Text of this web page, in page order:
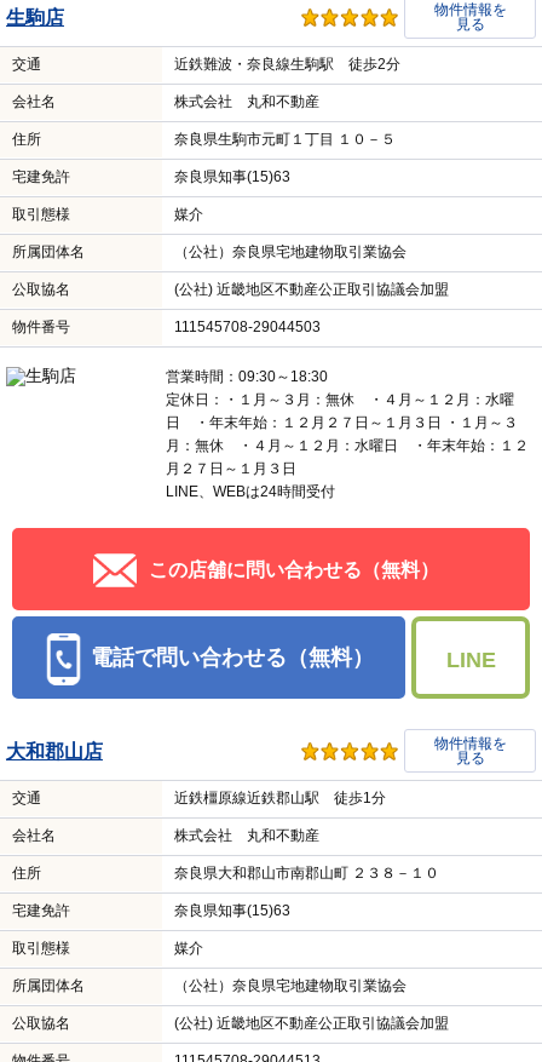
生駒店
物件情報を
見る
交通 近鉄難波・奈良線生駒駅 徒歩2分
会社名 株式会社 丸和不動産
住所 奈良県生駒市元町１丁目 １０－５
宅建免許 奈良県知事(15)63
取引態様 媒介
所属団体名 （公社）奈良県宅地建物取引業協会
公取協名 (公社) 近畿地区不動産公正取引協議会加盟
物件番号 111545708-29044503
営業時間：09:30～18:30
定休日：・１月～３月：無休 ・４月～１２月：水曜
日 ・年末年始：１２月２７日～１月３日 ・１月～３
月：無休 ・４月～１２月：水曜日 ・年末年始：１２
月２７日～１月３日
LINE、WEBは24時間受付
この店舗に問い合わせる（無料）
電話で問い合わせる（無料） LINE
大和郡山店
物件情報を
見る
交通 近鉄橿原線近鉄郡山駅 徒歩1分
会社名 株式会社 丸和不動産
住所 奈良県大和郡山市南郡山町 ２３８－１０
宅建免許 奈良県知事(15)63
取引態様 媒介
所属団体名 （公社）奈良県宅地建物取引業協会
公取協名 (公社) 近畿地区不動産公正取引協議会加盟